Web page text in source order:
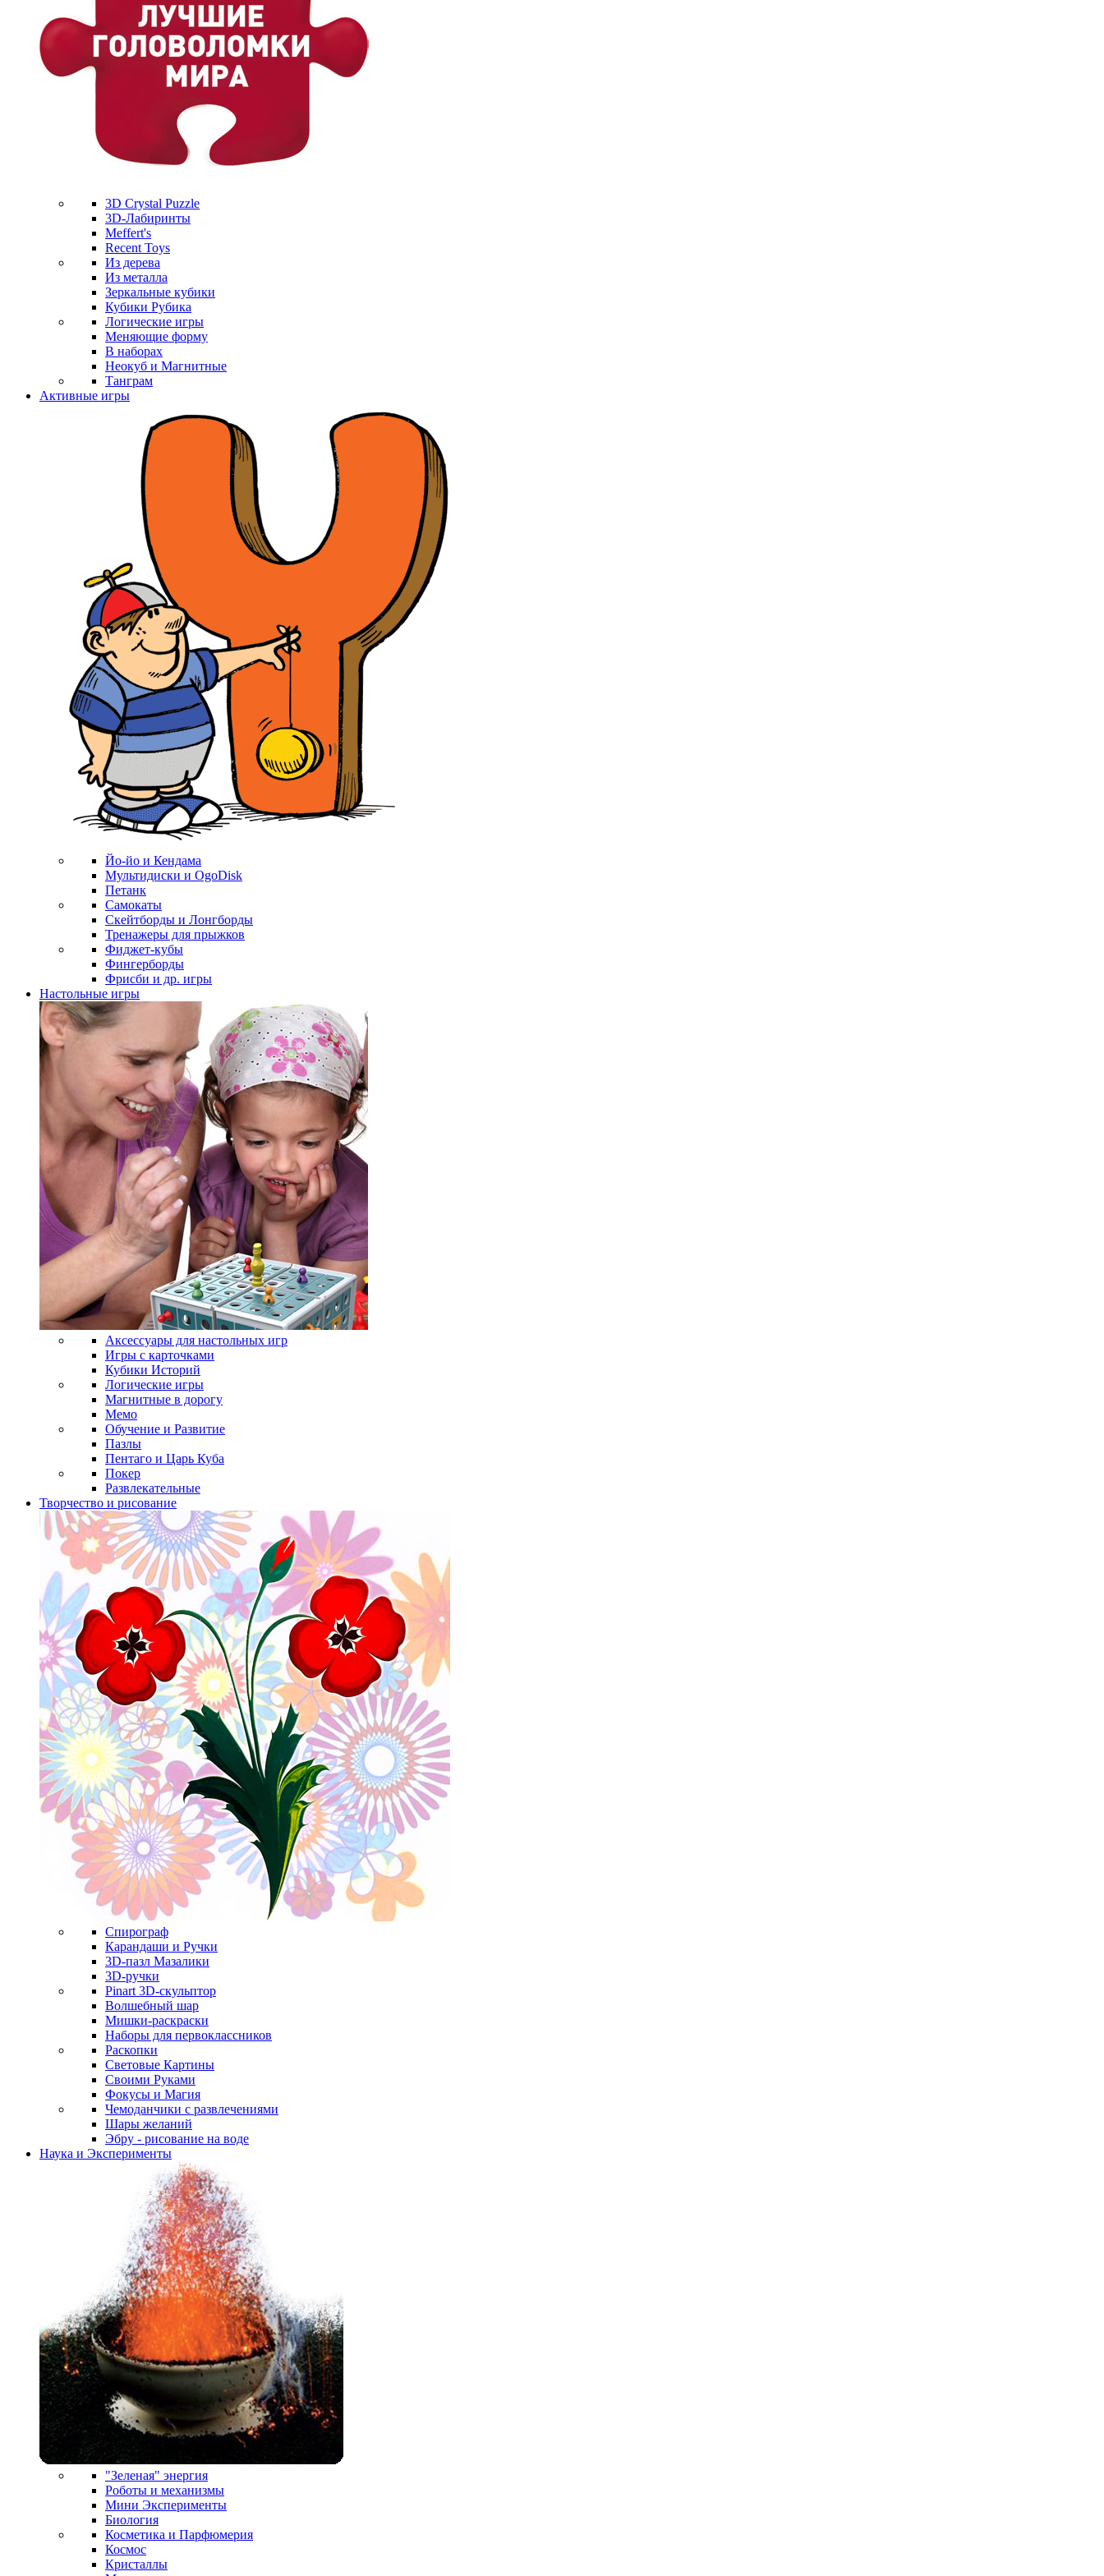
3D Crystal Puzzle
3D-Лабиринты
Meffert's
Recent Toys
Из дерева
Из металла
Зеркальные кубики
Кубики Рубика
Логические игры
Меняющие форму
В наборах
Неокуб и Магнитные
Танграм
Активные игры
Йо-йо и Кендама
Мультидиски и OgoDisk
Петанк
Самокаты
Скейтборды и Лонгборды
Тренажеры для прыжков
Фиджет-кубы
Фингерборды
Фрисби и др. игры
Настольные игры
Аксессуары для настольных игр
Игры с карточками
Кубики Историй
Логические игры
Магнитные в дорогу
Мемо
Обучение и Развитие
Пазлы
Пентаго и Царь Куба
Покер
Развлекательные
Творчество и рисование
Спирограф
Карандаши и Ручки
3D-пазл Мазалики
3D-ручки
Pinart 3D-скульптор
Волшебный шар
Мишки-раскраски
Наборы для первоклассников
Раскопки
Световые Картины
Своими Руками
Фокусы и Магия
Чемоданчики с развлечениями
Шары желаний
Эбру - рисование на воде
Наука и Эксперименты
"Зеленая" энергия
Роботы и механизмы
Мини Эксперименты
Биология
Косметика и Парфюмерия
Космос
Кристаллы